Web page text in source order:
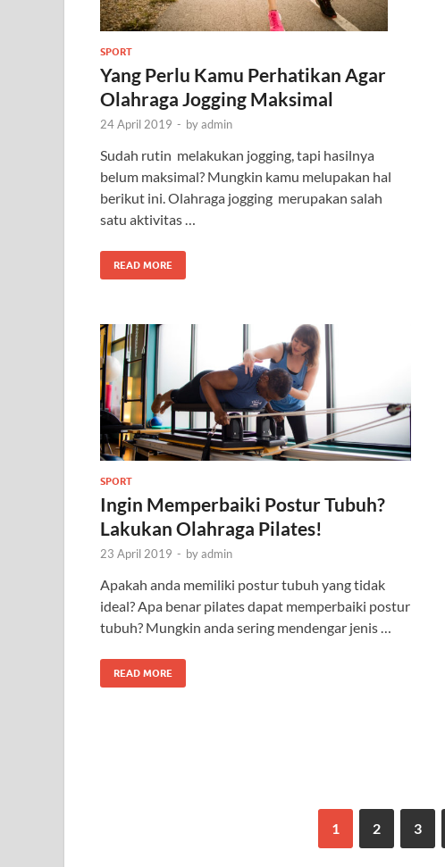
SPORT
Yang Perlu Kamu Perhatikan Agar
Olahraga Jogging Maksimal
24 April 2019 - byadmin
Sudah rutin melakukan jogging, tapi hasilnya
belum maksimal? Mungkin kamu melupakan hal
berikut ini. Olahraga jogging merupakan salah
satu aktivitas …
READ MORE
SPORT
Ingin Memperbaiki Postur Tubuh?
Lakukan Olahraga Pilates!
23 April 2019 - byadmin
Apakah anda memiliki postur tubuh yang tidak
ideal? Apa benar pilates dapat memperbaiki postur
tubuh? Mungkin anda sering mendengar jenis …
READ MORE
1 2 3